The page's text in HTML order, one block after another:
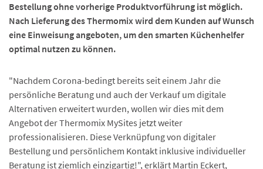
Bestellung ohne vorherige Produktvorführung ist möglich.
Nach Lieferung des Thermomix wird dem Kunden auf Wunsch
eine Einweisung angeboten, um den smarten Küchenhelfer
optimal nutzen zu können.
"Nachdem Corona-bedingt bereits seit einem Jahr die
persönliche Beratung und auch der Verkauf um digitale
Alternativen erweitert wurden, wollen wir dies mit dem
Angebot der Thermomix MySites jetzt weiter
professionalisieren. Diese Verknüpfung von digitaler
Bestellung und persönlichem Kontakt inklusive individueller
Beratung ist ziemlich einzigartig!", erklärt Martin Eckert,